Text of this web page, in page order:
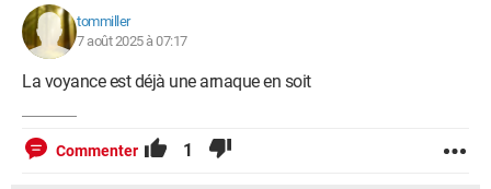
tommiller
7 août 2025 à 07:17
La voyance est déjà une arnaque en soit
Commenter 1